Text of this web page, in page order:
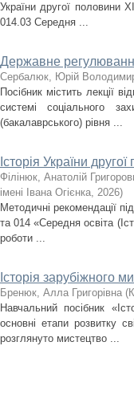
України другої половини
014.03 Середня ...
Державне
Сербалюк, Юрій
Посібник містить лекції
системі соціального
(бакалаврського) рівня ...
Історія України
Філінюк, Анатолій
імені Івана Огієнка, 2026)
Методичні рекомендації
та 014 «Середня освіта
роботи ...
Історія зарубіжного
Бренюк, Алла Григорівна (
Навчальний посібник
основні етапи розвитку
розглянуто мистецтво ...